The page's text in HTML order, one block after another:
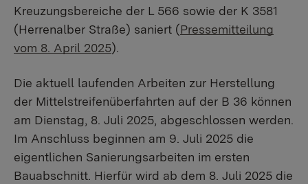
Kreuzungsbereiche der L 566 sowie der K 3581
(Herrenalber Straße) saniert (Pressemitteilung
vom 8. April 2025).
Die aktuell laufenden Arbeiten zur Herstellung
der Mittelstreifenüberfahrten auf der B 36 können
am Dienstag, 8. Juli 2025, abgeschlossen werden.
Im Anschluss beginnen am 9. Juli 2025 die
eigentlichen Sanierungsarbeiten im ersten
Bauabschnitt. Hierfür wird ab dem 8. Juli 2025 die